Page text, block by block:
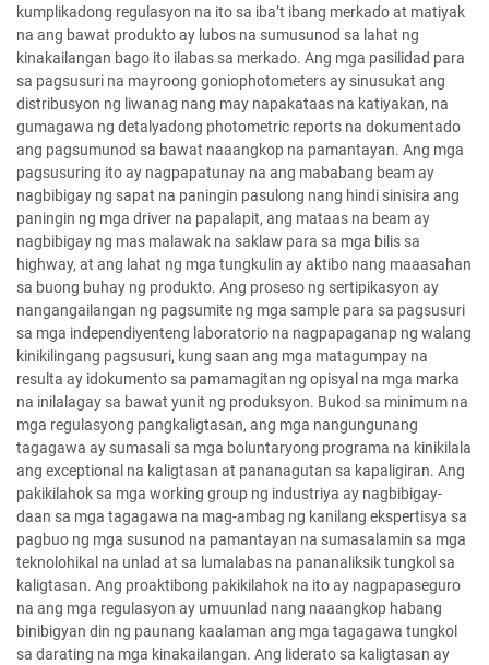
kumplikadong regulasyon na ito sa iba’t ibang merkado at matiyak
na ang bawat produkto ay lubos na sumusunod sa lahat ng
kinakailangan bago ito ilabas sa merkado. Ang mga pasilidad para
sa pagsusuri na mayroong goniophotometers ay sinusukat ang
distribusyon ng liwanag nang may napakataas na katiyakan, na
gumagawa ng detalyadong photometric reports na dokumentado
ang pagsumunod sa bawat naaangkop na pamantayan. Ang mga
pagsusuring ito ay nagpapatunay na ang mababang beam ay
nagbibigay ng sapat na paningin pasulong nang hindi sinisira ang
paningin ng mga driver na papalapit, ang mataas na beam ay
nagbibigay ng mas malawak na saklaw para sa mga bilis sa
highway, at ang lahat ng mga tungkulin ay aktibo nang maaasahan
sa buong buhay ng produkto. Ang proseso ng sertipikasyon ay
nangangailangan ng pagsumite ng mga sample para sa pagsusuri
sa mga independiyenteng laboratorio na nagpapaganap ng walang
kinikilingang pagsusuri, kung saan ang mga matagumpay na
resulta ay idokumento sa pamamagitan ng opisyal na mga marka
na inilalagay sa bawat yunit ng produksyon. Bukod sa minimum na
mga regulasyong pangkaligtasan, ang mga nangungunang
tagagawa ay sumasali sa mga boluntaryong programa na kinikilala
ang exceptional na kaligtasan at pananagutan sa kapaligiran. Ang
pakikilahok sa mga working group ng industriya ay nagbibigay-
daan sa mga tagagawa na mag-ambag ng kanilang ekspertisya sa
pagbuo ng mga susunod na pamantayan na sumasalamin sa mga
teknolohikal na unlad at sa lumalabas na pananaliksik tungkol sa
kaligtasan. Ang proaktibong pakikilahok na ito ay nagpapaseguro
na ang mga regulasyon ay umuunlad nang naaangkop habang
binibigyan din ng paunang kaalaman ang mga tagagawa tungkol
sa darating na mga kinakailangan. Ang liderato sa kaligtasan ay